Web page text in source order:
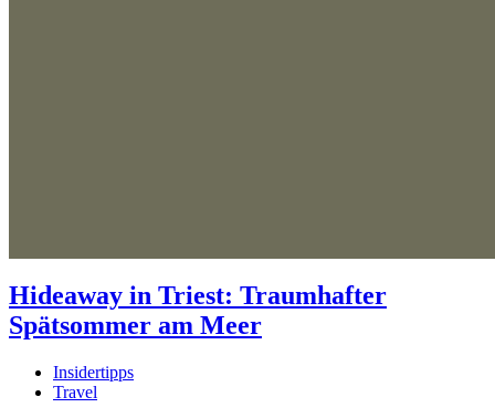
Hideaway in Triest: Traumhafter
Spätsommer am Meer
Insidertipps
Travel